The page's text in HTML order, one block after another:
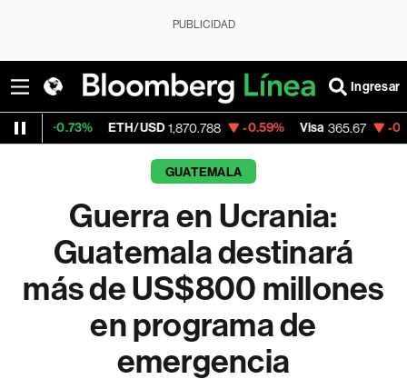
PUBLICIDAD
Ingresar
ETH/USD 1,870.788 -0.59% Visa 365.67 -0.13%
GUATEMALA
Guerra en Ucrania:
Guatemala destinará
más de US$800 millones
en programa de
emergencia